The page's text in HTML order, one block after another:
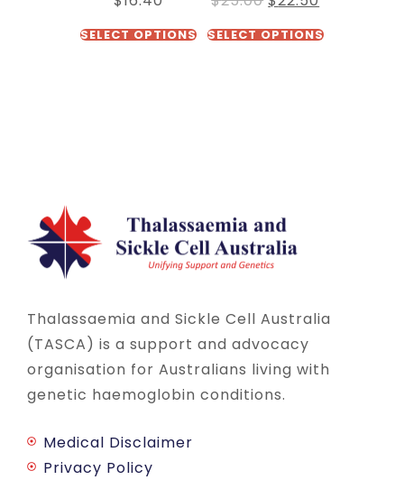
SELECT OPTIONS SELECT OPTIONS
Thalassaemia and Sickle Cell Australia
(TASCA) is a support and advocacy
organisation for Australians living with
genetic haemoglobin conditions.
Medical Disclaimer
Privacy Policy